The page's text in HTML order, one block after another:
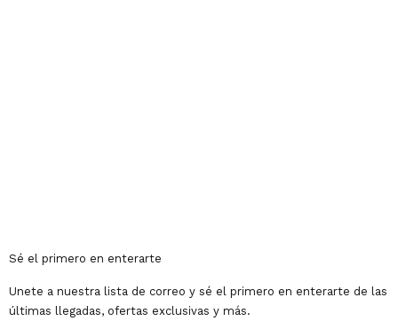
Sé el primero en enterarte
Unete a nuestra lista de correo y sé el primero en enterarte de las
últimas llegadas, ofertas exclusivas y más.